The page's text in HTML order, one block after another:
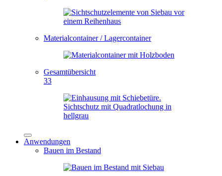
Materialcontainer / Lagercontainer
Gesamtübersicht
33
Anwendungen
Bauen im Bestand